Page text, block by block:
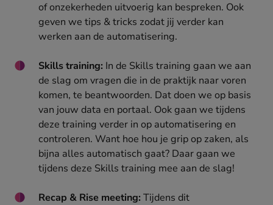
of onzekerheden uitvoerig kan bespreken. Ook
geven we tips & tricks zodat jij verder kan
werken aan de automatisering.
Skills training: In de Skills training gaan we aan
de slag om vragen die in de praktijk naar voren
komen, te beantwoorden. Dat doen we op basis
van jouw data en portaal. Ook gaan we tijdens
deze training verder in op automatisering en
controleren. Want hoe hou je grip op zaken, als
bijna alles automatisch gaat? Daar gaan we
tijdens deze Skills training mee aan de slag!
Recap & Rise meeting:Tijdens dit